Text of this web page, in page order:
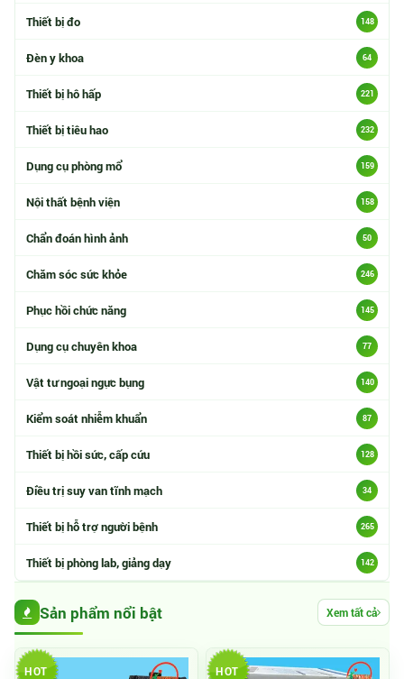
Thiết bị đo 148
Đèn y khoa 64
Thiết bị hô hấp 221
Thiết bị tiêu hao 232
Dụng cụ phòng mổ 159
Nội thất bệnh viện 158
Chẩn đoán hình ảnh 50
Chăm sóc sức khỏe 246
Phục hồi chức năng 145
Dụng cụ chuyên khoa 77
Vật tư ngoại ngực bụng 140
Kiểm soát nhiễm khuẩn 87
Thiết bị hồi sức, cấp cứu 128
Điều trị suy van tĩnh mạch 34
Thiết bị hỗ trợ người bệnh 265
Thiết bị phòng lab, giảng dạy 142
Sản phẩm nổi bật Xem tất cả
HOT HOT